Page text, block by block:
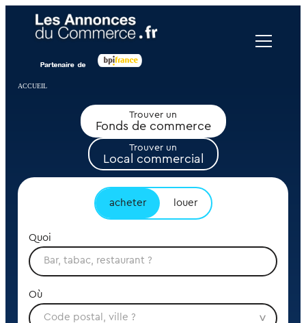
ACCUEIL
Trouver un
Fonds de commerce
Trouver un
Local commercial
acheter louer
Quoi
Où
Panneau de gestion des cookies